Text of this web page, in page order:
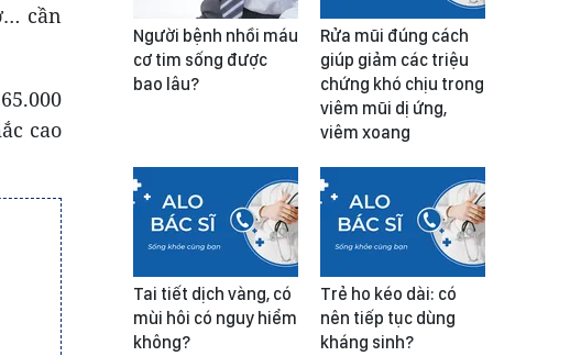
cần
cao
Người bệnh nhồi máu
cơ tim sống được
bao lâu?
Rửa mũi đúng cách
giúp giảm các triệu
chứng khó chịu trong
viêm mũi dị ứng,
viêm xoang
Tai tiết dịch vàng, có
mùi hôi có nguy hiểm
không?
Trẻ ho kéo dài: có
nên tiếp tục dùng
kháng sinh?